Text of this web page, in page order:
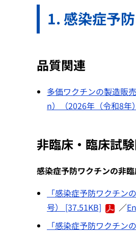
感染症予
品質関連
多価ワクチンの製造販
n）（2026年（令和8年
非臨床・臨床試
感染症予防ワクチンの非
「感染症予防ワクチ
号） [37.51KB]
／
「感染症予防ワクチ